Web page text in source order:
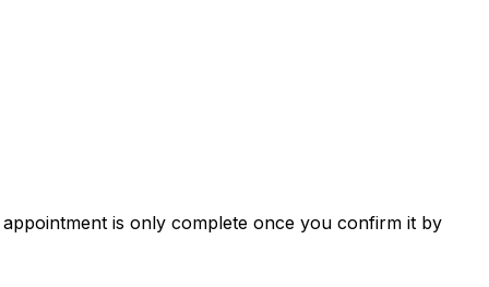
is only complete once you confirm it by